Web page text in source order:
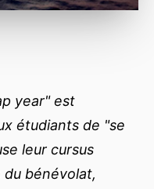
year" est
étudiants de "se
leur cursus
bénévolat,